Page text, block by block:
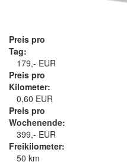
Preis pro
Tag:
179,- EUR
Preis pro
Kilometer:
0,60 EUR
Preis pro
Wochenende:
399,- EUR
Freikilometer:
50 km